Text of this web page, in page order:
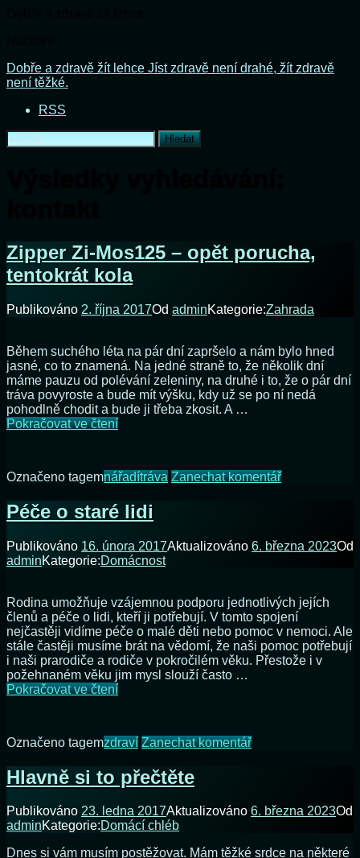
Přejít
k
webu
Dobře a zdravě žít lehce Jíst zdravě není drahé, žít zdravě
není těžké.
RSS
Vyhledávání
Zipper Zi-Mos125 – opět porucha,
tentokrát kola
Publikováno 2. října 2017Od adminKategorie:Zahrada
Během suchého léta na pár dní zapršelo a nám bylo hned
jasné, co to znamená. Na jedné straně to, že několik dní
máme pauzu od polévání zeleniny, na druhé i to, že o pár dní
tráva povyroste a bude mít výšku, kdy už se po ní nedá
pohodlně chodit a bude ji třeba zkosit. A …
Pokračovat ve čteníZipper
opět
tentokrát
kola
Označeno tagemnářadítráva Zanechat komentářna
opět
Péče o staré lidi
Publikováno 16. února 2017Aktualizováno 6. března 2023Od
adminKategorie:Domácnost
Rodina umožňuje vzájemnou podporu jednotlivých jejích
členů a péče o lidi, kteří ji potřebují. V tomto spojení
nejčastěji vidíme péče o malé děti nebo pomoc v nemoci. Ale
stále častěji musíme brát na vědomí, že naši pomoc potřebují
i ​​naši prarodiče a rodiče v pokročilém věku. Přestože i v
požehnaném věku jim mysl slouží často …
Pokračovat ve čteníPéče
Označeno tagemzdraví Zanechat komentářna
Hlavně si to přečtěte
Publikováno 23. ledna 2017Aktualizováno 6. března 2023Od
adminKategorie:Domácí chléb
Dnes si vám musím postěžovat. Mám těžké srdce na některé